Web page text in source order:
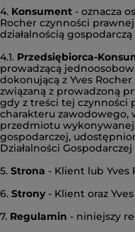
4. Konsument - oznacza
Rocher czynności
działalnością
4.1. Przedsiębiorca-
prowadzącą
dokonującą z Yves
związaną z prowadzoną
gdy z treści tej czynności
charakteru zawodowego,
przedmiotu wykonywanej
gospodarczej,
Działalności Gospodarczej
5. Strona - Klient lub Yves
6. Strony- Klient oraz
7. Regulamin - niniejszy